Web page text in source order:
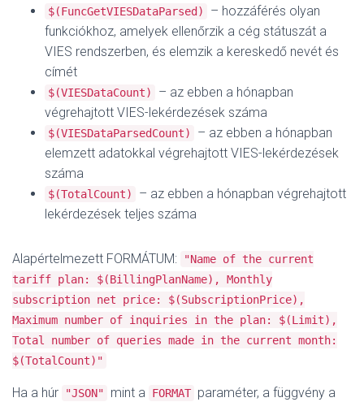
$(FuncGetVIESDataParsed)
– hozzáférés olyan
funkciókhoz, amelyek ellenőrzik a cég státuszát a
VIES rendszerben, és elemzik a kereskedő nevét és
címét
$(VIESDataCount)
– az ebben a hónapban
végrehajtott VIES-lekérdezések száma
$(VIESDataParsedCount)
– az ebben a hónapban
elemzett adatokkal végrehajtott VIES-lekérdezések
száma
$(TotalCount)
– az ebben a hónapban végrehajtott
lekérdezések teljes száma
Alapértelmezett FORMÁTUM:
"Name of the current
tariff plan: $(BillingPlanName), Monthly
subscription net price: $(SubscriptionPrice),
Maximum number of inquiries in the plan: $(Limit),
Total number of queries made in the current month:
$(TotalCount)"
Ha a húr "JSON" mint a FORMAT paraméter, a függvény a